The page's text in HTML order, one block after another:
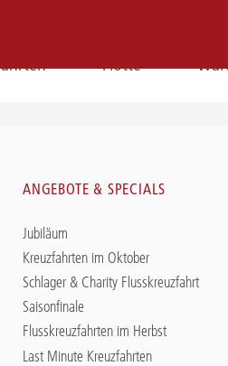
Flotte
Mail
Sie erreichen uns per E-Mail:
service@a-rosa.com
ANGEBOTE & SPECIALS
Jubiläum
Kreuzfahrten im Oktober
Schlager & Charity Flusskreuzfahrt
Saisonfinale
Flusskreuzfahrten im Herbst
Last Minute Kreuzfahrten